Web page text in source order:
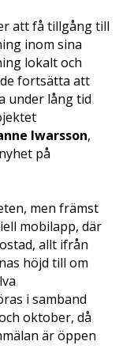
att få tillgång till
inom sina
lokalt och
fortsätta att
under lång tid
Iwarsson,
på
men främst
mobilapp, där
allt ifrån
höjd till om
i samband
oktober, då
är öppen